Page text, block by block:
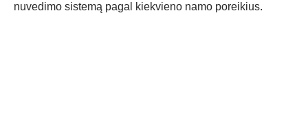
nuvedimo sistemą pagal kiekvieno namo poreikius.